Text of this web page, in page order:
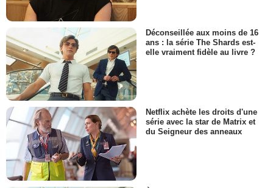
Déconseillée aux moins de 16
ans : la série The Shards est-
elle vraiment fidèle au livre ?
Netflix achète les droits d'une
série avec la star de Matrix et
du Seigneur des anneaux